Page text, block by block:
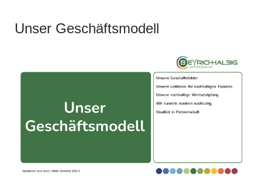
Unser Geschäftsmodell